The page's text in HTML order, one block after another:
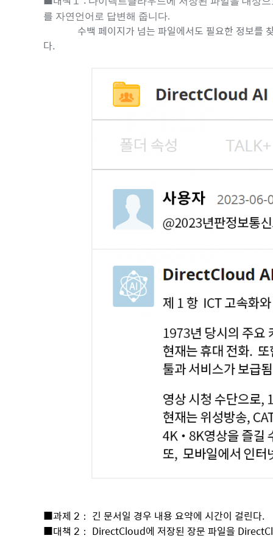
를 자연언어로 답변해 줍니다.
수백 페이지가 넘는 파일에서도 필요한 정보를 찾
다.
■과제 2： 긴 문서일 경우 내용 요약에 시간이 걸린다.
■대책 2： DirectCloud에 저장된 장문 파일을